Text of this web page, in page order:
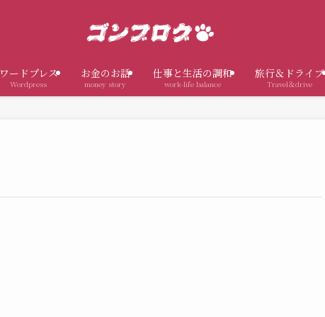
ワードプレス
Wordpress
お金のお話
money story
仕事と生活の調和
work-life balance
旅行＆ドライブ
Travel＆drive